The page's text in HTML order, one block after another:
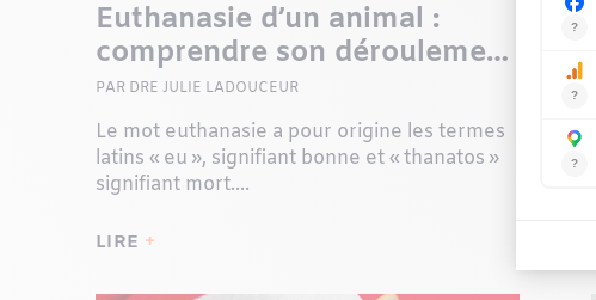
Euthanasie d’un animal :
comprendre son déroulement
pour mieux s’y préparer
PAR DRE JULIE LADOUCEUR
Le mot euthanasie a pour origine les termes
latins « eu », signifiant bonne et « thanatos »
signifiant mort....
LIRE